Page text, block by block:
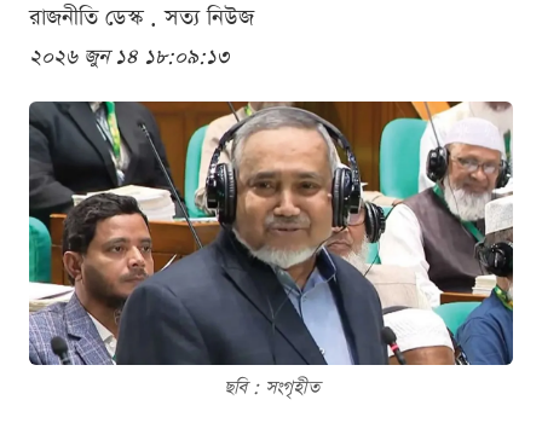
রাজনীতি ডেস্ক . সত্য নিউজ
২০২৬ জুন ১৪ ১৮:০৯:১৩
ছবি : সংগৃহীত